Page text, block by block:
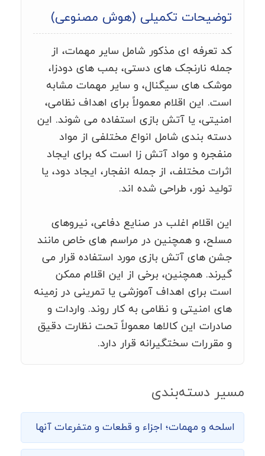
توضیحات تکمیلی (هوش مصنوعی)
کد تعرفه ای مذکور شامل سایر مهمات، از
جمله نارنجک های دستی، بمب های دودزا،
موشک های سیگنال، و سایر مهمات مشابه
است. این اقلام معمولاً برای اهداف نظامی،
امنیتی، یا آتش بازی استفاده می شوند. این
دسته بندی شامل انواع مختلفی از مواد
منفجره و مواد آتش زا است که برای ایجاد
اثرات مختلف، از جمله انفجار، ایجاد دود، یا
تولید نور، طراحی شده اند.
این اقلام اغلب در صنایع دفاعی، نیروهای
مسلح، و همچنین در مراسم های خاص مانند
جشن های آتش بازی مورد استفاده قرار می
گیرند. همچنین، برخی از این اقلام ممکن
است برای اهداف آموزشی یا تمرینی در زمینه
های امنیتی و نظامی به کار روند. واردات و
صادرات این کالاها معمولاً تحت نظارت دقیق
و مقررات سختگیرانه قرار دارد.
مسیر دسته‌بندی
اسلحه و مهمات؛ اجزاء و قطعات و متفرعات آنها